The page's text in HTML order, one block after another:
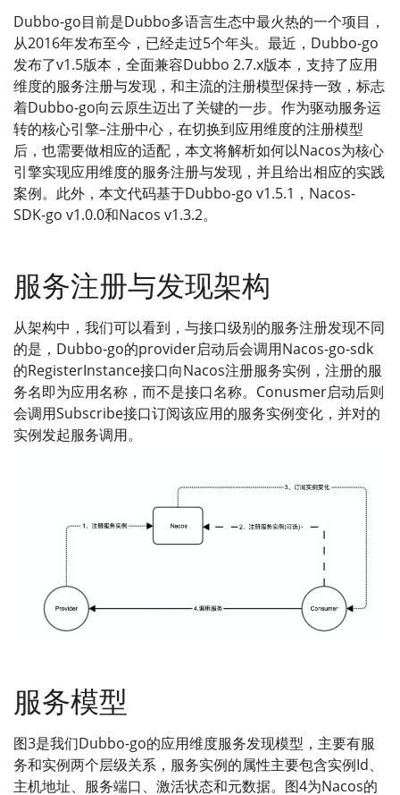
Dubbo-go目前是Dubbo多语言生态中最火热的一个项目，
从2016年发布至今，已经走过5个年头。最近，Dubbo-go
发布了v1.5版本，全面兼容Dubbo 2.7.x版本，支持了应用
维度的服务注册与发现，和主流的注册模型保持一致，标志
着Dubbo-go向云原生迈出了关键的一步。作为驱动服务运
转的核心引擎–注册中心，在切换到应用维度的注册模型
后，也需要做相应的适配，本文将解析如何以Nacos为核心
引擎实现应用维度的服务注册与发现，并且给出相应的实践
案例。此外，本文代码基于Dubbo-go v1.5.1，Nacos-
SDK-go v1.0.0和Nacos v1.3.2。
服务注册与发现架构
从架构中，我们可以看到，与接口级别的服务注册发现不同
的是，Dubbo-go的provider启动后会调用Nacos-go-sdk
的RegisterInstance接口向Nacos注册服务实例，注册的服
务名即为应用名称，而不是接口名称。Conusmer启动后则
会调用Subscribe接口订阅该应用的服务实例变化，并对的
实例发起服务调用。
服务模型
图3是我们Dubbo-go的应用维度服务发现模型，主要有服
务和实例两个层级关系，服务实例的属性主要包含实例Id、
主机地址、服务端口、激活状态和元数据。图4为Nacos的